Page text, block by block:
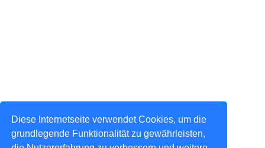
Diese Internetseite verwendet Cookies, um die
grundlegende Funktionalität zu gewährleisten,